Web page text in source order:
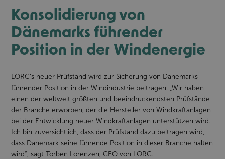
Konsolidierung von
Dänemarks führender
Position in der Windenergie
LORC‘s neuer Prüfstand wird zur Sicherung von Dänemarks
führender Position in der Windindustrie beitragen. „Wir haben
einen derweltweit größten und beeindruckendsten Prüfstände
der Branche erworben, der die Hersteller von Windkraftanlagen
bei der Entwicklung neuer Windkraftanlagen unterstützen wird.
Ich bin zuversichtlich, dass der Prüfstand dazu beitragen wird,
dass Dänemark seine führende Position in dieser Branche halten
wird“, sagt Torben Lorenzen, CEO von LORC.